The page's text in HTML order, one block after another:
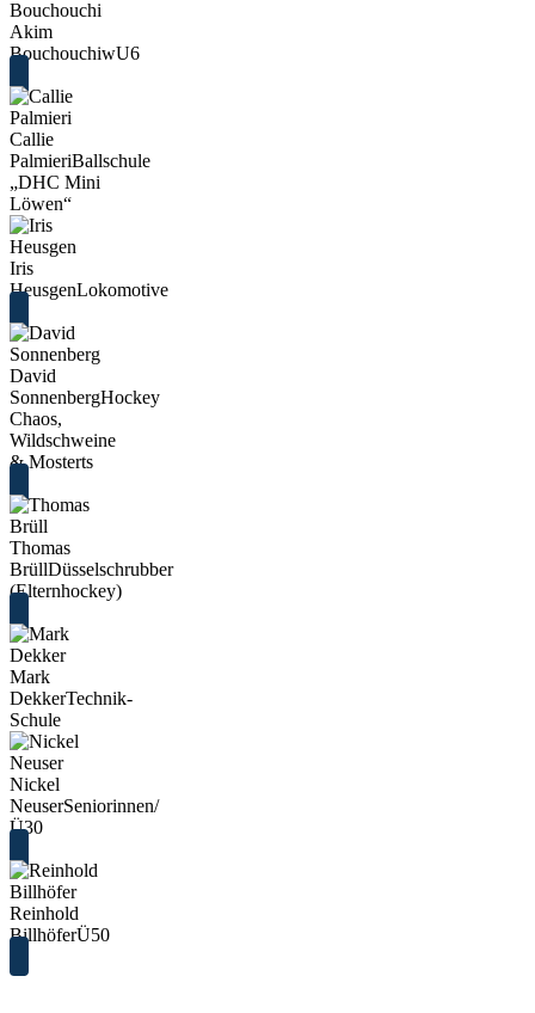
Akim
BouchouchiwU6
Callie
PalmieriBallschule
„DHC Mini
Löwen“
Iris
HeusgenLokomotive
David
SonnenbergHockey
Chaos,
Wildschweine
& Mosterts
Thomas
BrüllDüsselschrubber
(Elternhockey)
Mark
DekkerTechnik-
Schule
Nickel
NeuserSeniorinnen/
Ü30
Reinhold
BillhöferÜ50